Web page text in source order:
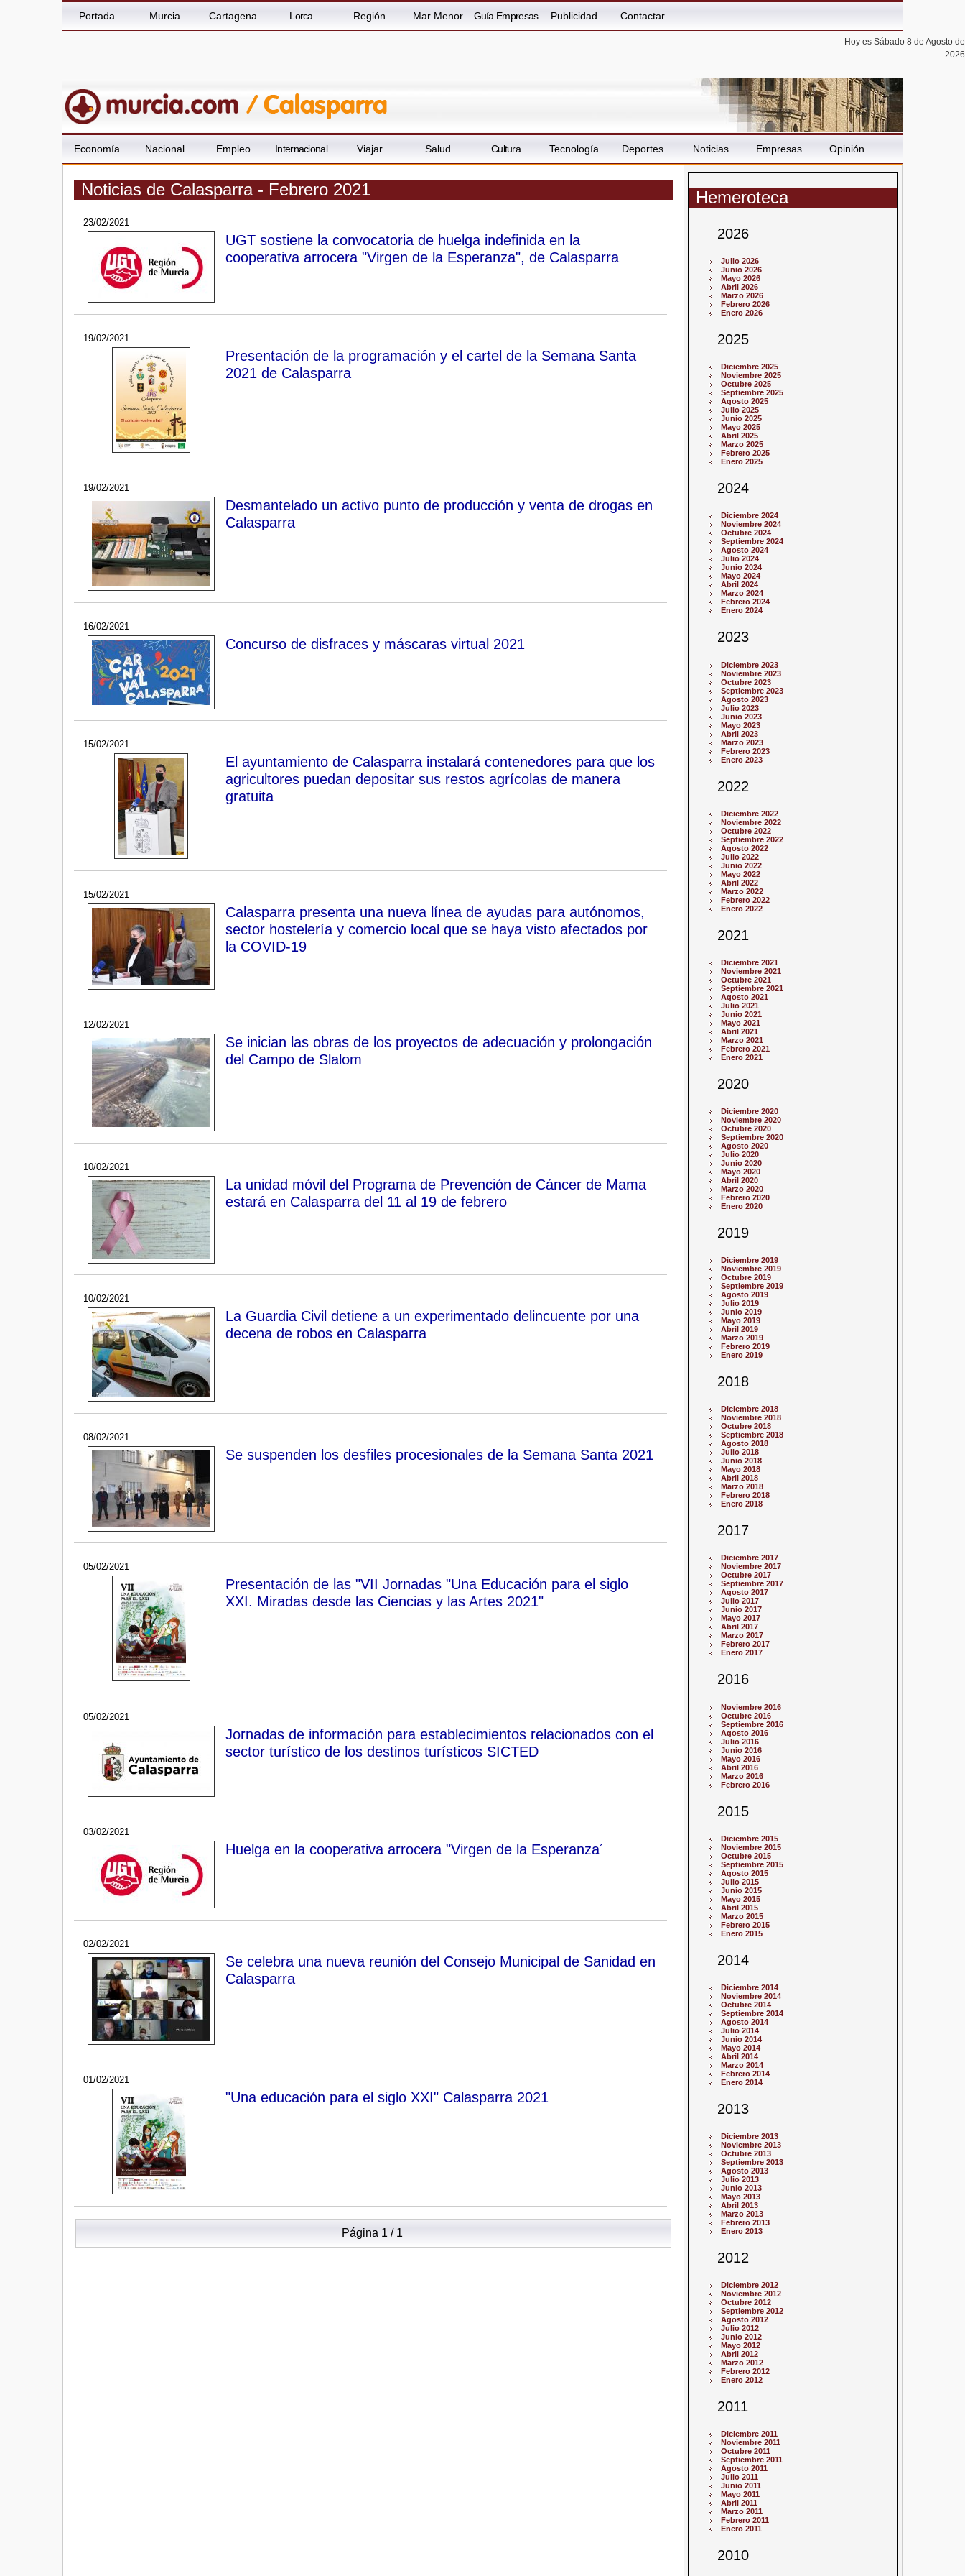
Portada Murcia Cartagena Lorca Región Mar Menor Guía Empresas Publicidad Contactar
Hoy es Sábado 8 de Agosto de
2026
Economía Nacional Empleo Internacional Viajar Salud Cultura Tecnología Deportes Noticias Empresas Opinión
Noticias de Calasparra - Febrero 2021
23/02/2021
UGT sostiene la convocatoria de huelga indefinida en la
cooperativa arrocera "Virgen de la Esperanza", de Calasparra
19/02/2021
Presentación de la programación y el cartel de la Semana Santa
2021 de Calasparra
19/02/2021
Desmantelado un activo punto de producción y venta de drogas en
Calasparra
16/02/2021
Concurso de disfraces y máscaras virtual 2021
15/02/2021
El ayuntamiento de Calasparra instalará contenedores para que los
agricultores puedan depositar sus restos agrícolas de manera
gratuita
15/02/2021
Calasparra presenta una nueva línea de ayudas para autónomos,
sector hostelería y comercio local que se haya visto afectados por
la COVID-19
12/02/2021
Se inician las obras de los proyectos de adecuación y prolongación
del Campo de Slalom
10/02/2021
La unidad móvil del Programa de Prevención de Cáncer de Mama
estará en Calasparra del 11 al 19 de febrero
10/02/2021
La Guardia Civil detiene a un experimentado delincuente por una
decena de robos en Calasparra
08/02/2021
Se suspenden los desfiles procesionales de la Semana Santa 2021
05/02/2021
Presentación de las "VII Jornadas "Una Educación para el siglo
XXI. Miradas desde las Ciencias y las Artes 2021"
05/02/2021
Jornadas de información para establecimientos relacionados con el
sector turístico de los destinos turísticos SICTED
03/02/2021
Huelga en la cooperativa arrocera "Virgen de la Esperanza´
02/02/2021
Se celebra una nueva reunión del Consejo Municipal de Sanidad en
Calasparra
01/02/2021
"Una educación para el siglo XXI" Calasparra 2021
Página 1 / 1
Hemeroteca
2026
Julio 2026
Junio 2026
Mayo 2026
Abril 2026
Marzo 2026
Febrero 2026
Enero 2026
2025
Diciembre 2025
Noviembre 2025
Octubre 2025
Septiembre 2025
Agosto 2025
Julio 2025
Junio 2025
Mayo 2025
Abril 2025
Marzo 2025
Febrero 2025
Enero 2025
2024
Diciembre 2024
Noviembre 2024
Octubre 2024
Septiembre 2024
Agosto 2024
Julio 2024
Junio 2024
Mayo 2024
Abril 2024
Marzo 2024
Febrero 2024
Enero 2024
2023
Diciembre 2023
Noviembre 2023
Octubre 2023
Septiembre 2023
Agosto 2023
Julio 2023
Junio 2023
Mayo 2023
Abril 2023
Marzo 2023
Febrero 2023
Enero 2023
2022
Diciembre 2022
Noviembre 2022
Octubre 2022
Septiembre 2022
Agosto 2022
Julio 2022
Junio 2022
Mayo 2022
Abril 2022
Marzo 2022
Febrero 2022
Enero 2022
2021
Diciembre 2021
Noviembre 2021
Octubre 2021
Septiembre 2021
Agosto 2021
Julio 2021
Junio 2021
Mayo 2021
Abril 2021
Marzo 2021
Febrero 2021
Enero 2021
2020
Diciembre 2020
Noviembre 2020
Octubre 2020
Septiembre 2020
Agosto 2020
Julio 2020
Junio 2020
Mayo 2020
Abril 2020
Marzo 2020
Febrero 2020
Enero 2020
2019
Diciembre 2019
Noviembre 2019
Octubre 2019
Septiembre 2019
Agosto 2019
Julio 2019
Junio 2019
Mayo 2019
Abril 2019
Marzo 2019
Febrero 2019
Enero 2019
2018
Diciembre 2018
Noviembre 2018
Octubre 2018
Septiembre 2018
Agosto 2018
Julio 2018
Junio 2018
Mayo 2018
Abril 2018
Marzo 2018
Febrero 2018
Enero 2018
2017
Diciembre 2017
Noviembre 2017
Octubre 2017
Septiembre 2017
Agosto 2017
Julio 2017
Junio 2017
Mayo 2017
Abril 2017
Marzo 2017
Febrero 2017
Enero 2017
2016
Noviembre 2016
Octubre 2016
Septiembre 2016
Agosto 2016
Julio 2016
Junio 2016
Mayo 2016
Abril 2016
Marzo 2016
Febrero 2016
2015
Diciembre 2015
Noviembre 2015
Octubre 2015
Septiembre 2015
Agosto 2015
Julio 2015
Junio 2015
Mayo 2015
Abril 2015
Marzo 2015
Febrero 2015
Enero 2015
2014
Diciembre 2014
Noviembre 2014
Octubre 2014
Septiembre 2014
Agosto 2014
Julio 2014
Junio 2014
Mayo 2014
Abril 2014
Marzo 2014
Febrero 2014
Enero 2014
2013
Diciembre 2013
Noviembre 2013
Octubre 2013
Septiembre 2013
Agosto 2013
Julio 2013
Junio 2013
Mayo 2013
Abril 2013
Marzo 2013
Febrero 2013
Enero 2013
2012
Diciembre 2012
Noviembre 2012
Octubre 2012
Septiembre 2012
Agosto 2012
Julio 2012
Junio 2012
Mayo 2012
Abril 2012
Marzo 2012
Febrero 2012
Enero 2012
2011
Diciembre 2011
Noviembre 2011
Octubre 2011
Septiembre 2011
Agosto 2011
Julio 2011
Junio 2011
Mayo 2011
Abril 2011
Marzo 2011
Febrero 2011
Enero 2011
2010